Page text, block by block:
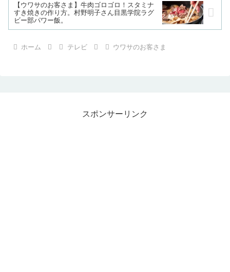
【ウワサのお客さま】牛肉ゴロゴロ！スタミナ
すき焼きの作り方。村野明子さん目黒学院ラグ
ビー部パワー飯。
ホーム テレビ ウワサのお客さま
スポンサーリンク